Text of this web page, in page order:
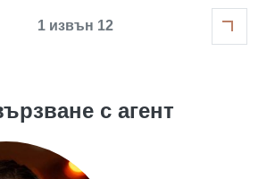
1 извън 12
с агент